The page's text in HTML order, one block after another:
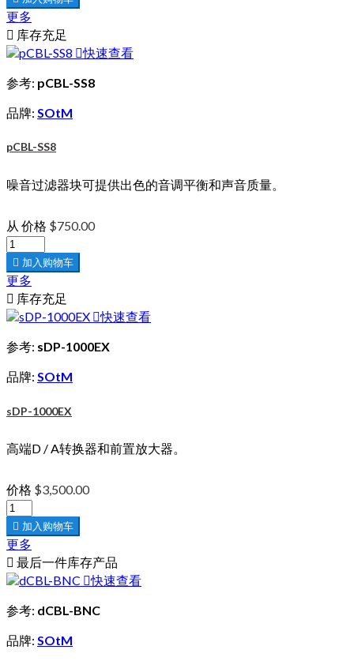
更多
 库存充足
快速查看
参考: pCBL-SS8
品牌: SOtM
pCBL-SS8
噪音过滤器块可提供出色的音调平衡和声音质量。
从 价格 $750.00
 加入购物车
更多
 库存充足
快速查看
参考: sDP-1000EX
品牌: SOtM
sDP-1000EX
高端D / A转换器和前置放大器。
价格 $3,500.00
 加入购物车
更多
 最后一件库存产品
快速查看
参考: dCBL-BNC
品牌: SOtM